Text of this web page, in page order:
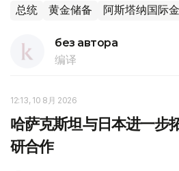
总统 黄金储备 阿斯塔纳国际
без автора
编译
12:13, 10 8月 2026
哈萨克斯坦与日本进一步
研合作